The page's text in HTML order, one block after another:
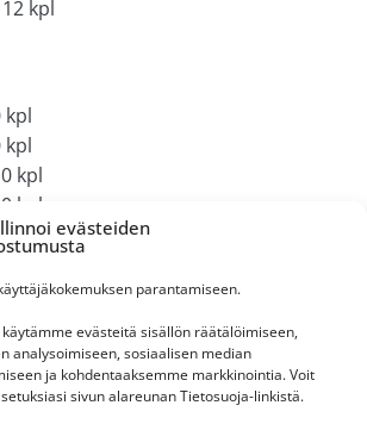
evästeiden
parantamiseen.
evästeitä sisällön räätälöimiseen,
analysoimiseen, sosiaalisen median
ja kohdentaaksemme markkinointia. Voit
sivun alareunan Tietosuoja-linkistä.
kpl
kpl
kpl
kpl
kpl
kpl
kpl
kpl
kpl
kpl